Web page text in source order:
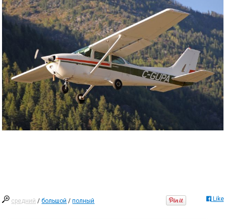
средний /большой /полный Like